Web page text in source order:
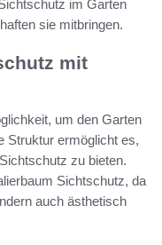
im Garten
sie mitbringen.
mit
um den Garten
Struktur ermöglicht es,
zu bieten.
Sichtschutz, da
auch ästhetisch